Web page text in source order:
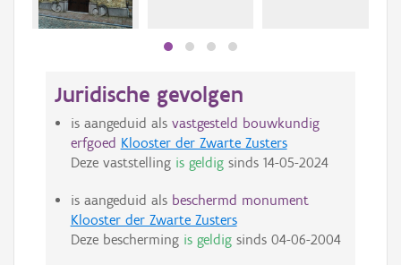
Juridische gevolgen
is aangeduid als vastgesteld bouwkundig
erfgoed Klooster der Zwarte Zusters
Deze vaststelling is geldigsinds 14-05-2024
is aangeduid als beschermd monument
Klooster der Zwarte Zusters
Deze bescherming is geldigsinds 04-06-2004